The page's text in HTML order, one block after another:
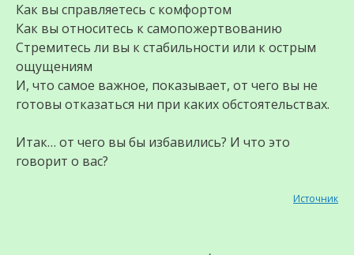
Как вы справляетесь с комфортом
Как вы относитесь к самопожертвованию
Стремитесь ли вы к стабильности или к острым
ощущениям
И, что самое важное, показывает, от чего вы не
готовы отказаться ни при каких обстоятельствах.
Итак… от чего вы бы избавились? И что это
говорит о вас?
Источник